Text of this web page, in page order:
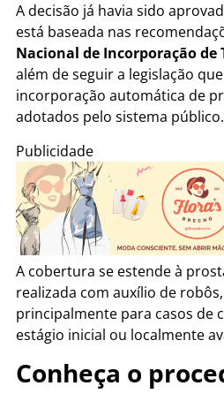
A decisão já havia sido
está baseada nas
Nacional de Incorporação de
além de seguir a legislação
incorporação automática de
adotados pelo sistema público.
Publicidade
A cobertura se estende à
realizada com auxílio de
principalmente para casos de
estágio inicial ou localmente
Conheça o